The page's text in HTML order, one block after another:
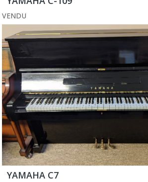
VENDU
YAMAHA C7